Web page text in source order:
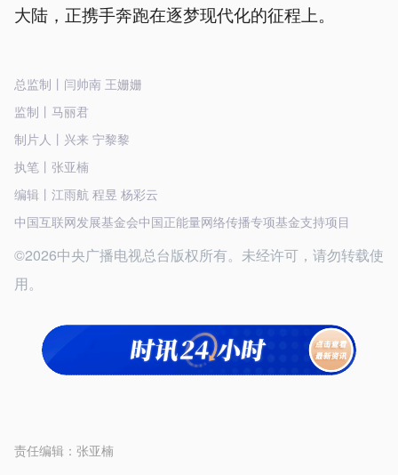
大陆，正携手奔跑在逐梦现代化的征程上。
总监制丨闫帅南 王姗姗
监制丨马丽君
制片人丨兴来 宁黎黎
执笔丨张亚楠
编辑丨江雨航 程昱 杨彩云
中国互联网发展基金会中国正能量网络传播专项基金支持项目
©2026中央广播电视总台版权所有。未经许可，请勿转载使
用。
责任编辑： 张亚楠